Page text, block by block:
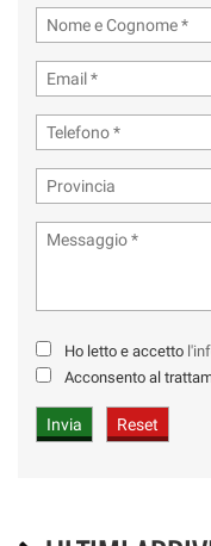
Ho letto e accetto
Acconsento al